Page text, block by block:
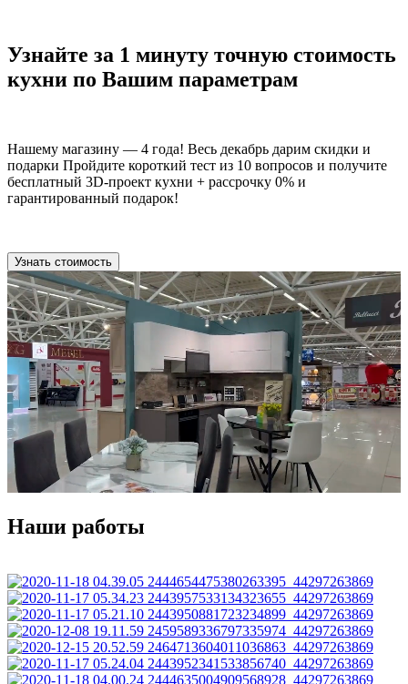
Узнайте за 1 минуту точную стоимость
кухни по Вашим параметрам
Нашему магазину — 4 года! Весь декабрь дарим скидки и
подарки Пройдите короткий тест из 10 вопросов и получите
бесплатный 3D-проект кухни + рассрочку 0% и
гарантированный подарок!
Узнать стоимость
Наши работы